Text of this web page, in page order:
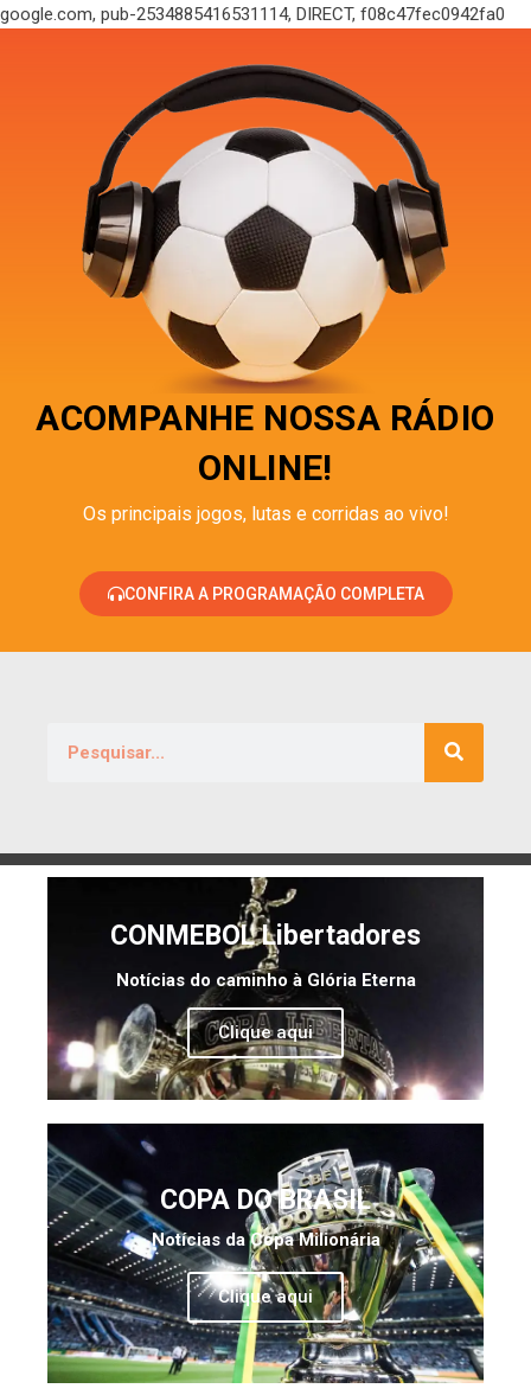
google.com, pub-2534885416531114, DIRECT, f08c47fec0942fa0
ACOMPANHE NOSSA RÁDIO
ONLINE!
Os principais jogos, lutas e corridas ao vivo!
CONFIRA A PROGRAMAÇÃO COMPLETA
CONMEBOL Libertadores
Notícias do caminho à Glória Eterna
Clique aqui
COPA DO BRASIL
Notícias da Copa Milionária
Clique aqui